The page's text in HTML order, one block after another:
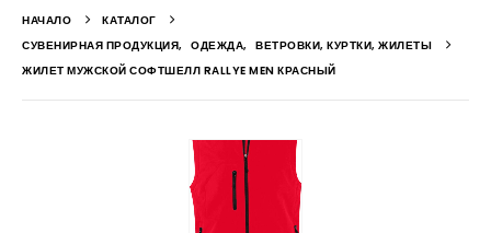
НАЧАЛО
КАТАЛОГ
СУВЕНИРНАЯ ПРОДУКЦИЯ, ОДЕЖДА, ВЕТРОВКИ, КУРТКИ, ЖИЛЕТЫ
ЖИЛЕТ МУЖСКОЙ СОФТШЕЛЛ RALLYE MEN КРАСНЫЙ